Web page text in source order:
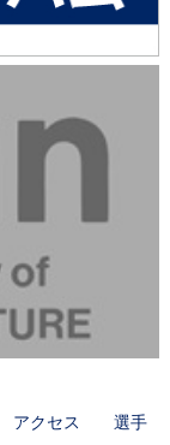
アクセス
選手